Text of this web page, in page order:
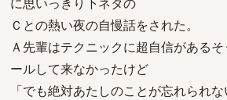
Ｃとの熱い夜の自慢話をされた。
Ａ先輩はテクニックに超自信がある
ールして来なかったけど
「でも絶対あたしのことが忘れられ